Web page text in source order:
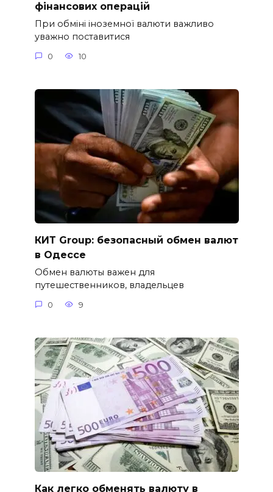
фінансових операцій
При обміні іноземної валюти важливо
уважно поставитися
0 10
КИТ Group: безопасный обмен валют
в Одессе
Обмен валюты важен для
путешественников, владельцев
0 9
Как легко обменять валюту в